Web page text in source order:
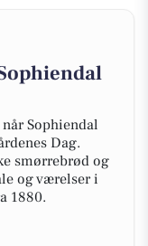
Sophiendal
Dag.
smørrebrød og
og værelser i
1880.